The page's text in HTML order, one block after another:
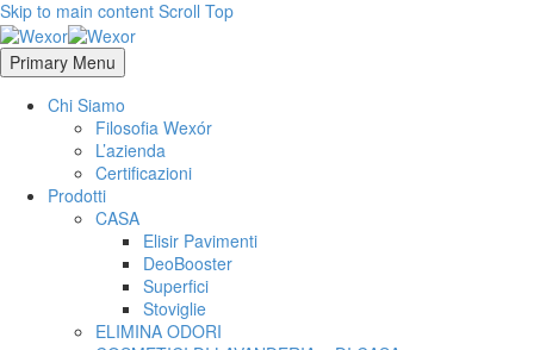
Skip to main content Scroll Top
Primary Menu
Chi Siamo
Filosofia Wexór
L’azienda
Certificazioni
Prodotti
CASA
Elisir Pavimenti
DeoBooster
Superfici
Stoviglie
ELIMINA ODORI